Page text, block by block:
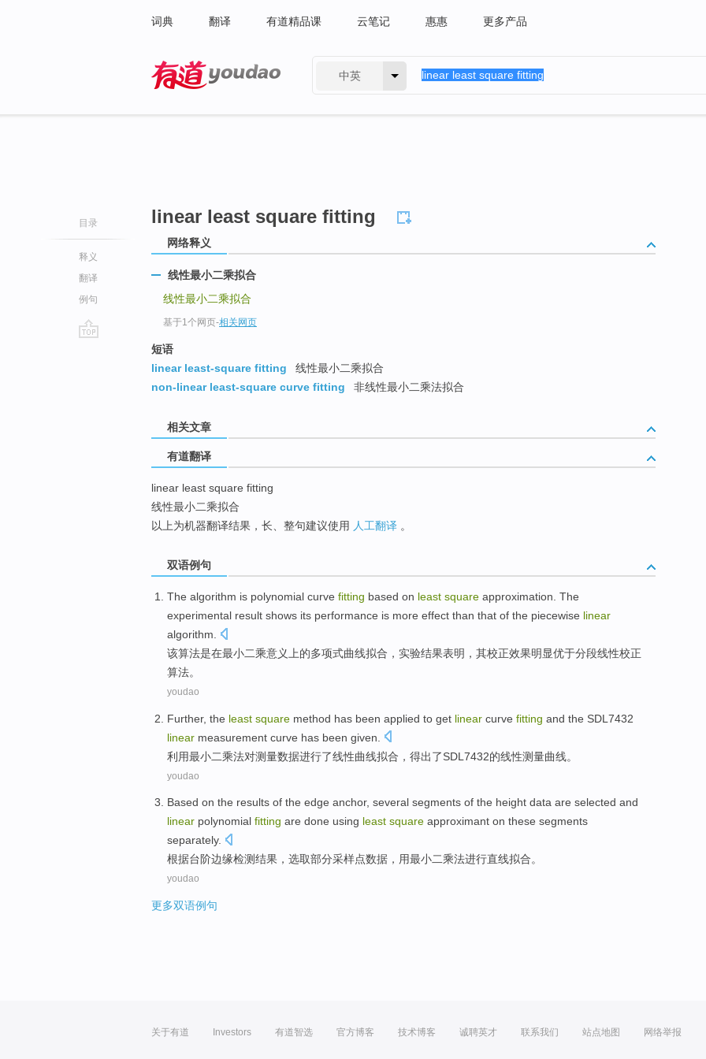
词典 翻译 有道精品课 云笔记 惠惠 更多产品
中英
目录
释义
翻译
例句
linear least square fitting
网络释义
线性最小二乘拟合
线性最小二乘拟合
基于1个网页-相关网页
短语
linear least-square fitting
线性最小二乘拟合
non-linear least-square curve fitting
非线性最小二乘法拟合
相关文章
有道翻译
linear least square fitting
线性最小二乘拟合
以上为机器翻译结果，长、整句建议使用 人工翻译 。
双语例句
The algorithm is polynomial curve fitting based on least square approximation. The
experimental result shows its performance is more effect than that of the piecewise linear
algorithm.
该算法是在最小二乘意义上的多项式曲线拟合 ， 实验结果表明 ， 其校正效果明显优于分段线性校正
算法。
youdao
Further, the least square method has been applied to get linear curve fitting and the SDL7432
linear measurement curve has been given
利用最小二乘法对测量数据进行了线性曲线拟合 ， 得出了SDL7432的线性测量曲线。
youdao
Based on the results of the edge anchor, several segments of the height data are selected and
linear polynomial fitting are done using least square approximant on these segments
separately.
根据台阶边缘检测结果 ， 选取部分采样点数据 ， 用最小二乘法进行直线拟合。
youdao
更多双语例句
关于有道 Investors 有道智选 官方博客 技术博客 诚聘英才 联系我们 站点地图 网络举报